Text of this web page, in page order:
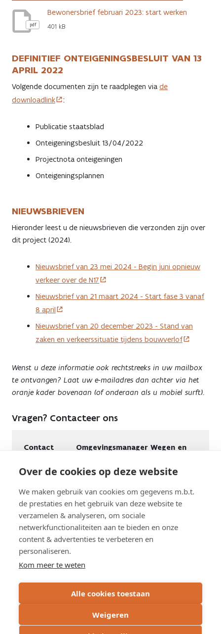
Over de cookies op deze website
We maken gebruik van cookies om gegevens m.b.t.
de prestaties en het gebruik van deze website te
verzamelen & analyseren, om sociale
netwerkfunctionaliteiten aan te bieden en onze
content & advertenties te verbeteren en
personaliseren.
Kom meer te weten
Alle cookies toestaan
Weigeren
pdf
Bewonersbrief februari 2023: start werken
401 kB
DEFINITIEF ONTEIGENINGSBESLUIT VAN 13
APRIL 2022
Volgende documenten zijn te raadplegen via de
downloadlink
:
Publicatie staatsblad
Onteigeningsbesluit 13/04/2022
Projectnota onteigeningen
Onteigeningsplannen
NIEUWSBRIEVEN
Hieronder leest u de nieuwsbrieven die verzonden zijn over
dit project (2024).
Nieuwsbrief van 23 mei 2024 - Begin juni opnieuw
verkeer over de N17
Nieuwsbrief van 21 maart 2024 - Start fase 3 vanaf
8 april
Nieuwsbrief van 20 december 2023 - Stand van
zaken en verkeerssituatie tijdens bouwverlof
Wenst u deze informatie ook rechtstreeks in uw mailbox
te ontvangen? Laat uw e-mailadres dan achter via het
oranje kader bovenaan (of onderaan als u mobiel surft).
Vragen? Contacteer ons
Contact
Omgevingsmanager Wegen en
Telefoon
0468 03 53 84 (maa tot vri van 9.00
E-mail
Schrijf u in op de nieuwsbrief
Subscribe